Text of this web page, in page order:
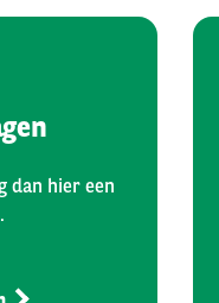
dan hier een